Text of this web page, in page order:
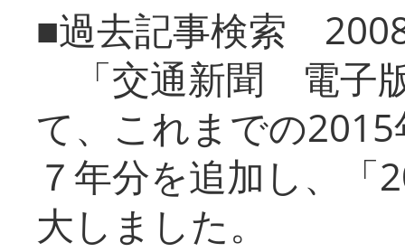
■過去記事検索
「交通新聞 電子
て、これまでの
７年分を追加し、「
大しまし